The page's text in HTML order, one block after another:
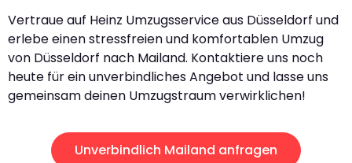
Vertraue auf Heinz Umzugsservice aus Düsseldorf und
erlebe einen stressfreien und komfortablen Umzug
von Düsseldorf nach Mailand. Kontaktiere uns noch
heute für ein unverbindliches Angebot und lasse uns
gemeinsam deinen Umzugstraum verwirklichen!
Unverbindlich Mailand anfragen